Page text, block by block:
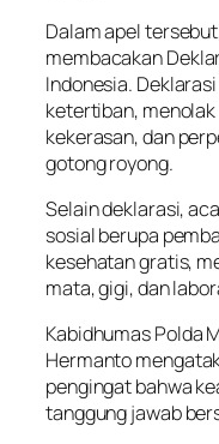
Dalam apel
membacakan
Indonesia.
ketertiban,
kekerasan, dan
gotong royong.
Selain deklarasi,
sosial berupa
kesehatan gratis,
mata, gigi, dan
Kabidhumas Polda
Hermanto
pengingat bahwa
tanggung jawab